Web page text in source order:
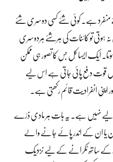
ہے۔ کوئی شئے کسی دوسری شئے
ہوتی تو کائنات کی ہرشئے ہردوسری
ایک ایسا کُل جس کا تصور ہی ممکن
قوتِ دفع پائی جاتی ہے اس لیے
انفرادیت قائم رکھتی ہے۔
لیے نہیں ہے۔ یہ بات ہر مادی ذرّے
یا ان کے اندر پائے جانے والے
ساتھ ٹکرانے کے لیے نزدیک